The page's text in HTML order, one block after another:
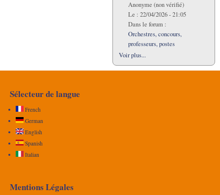
Anonyme (non vérifié)
Le : 22/04/2026 - 21:05
Dans le forum :
Orchestres, concours,
professeurs, postes
Voir plus...
Sélecteur de langue
French
German
English
Spanish
Italian
Mentions Légales